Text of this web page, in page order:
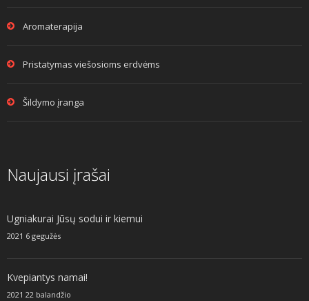
Aromaterapija
Pristatymas viešosioms erdvėms
Šildymo įranga
Naujausi įrašai
Ugniakurai Jūsų sodui ir kiemui
2021 6 gegužės
Kvepiantys namai!
2021 22 balandžio